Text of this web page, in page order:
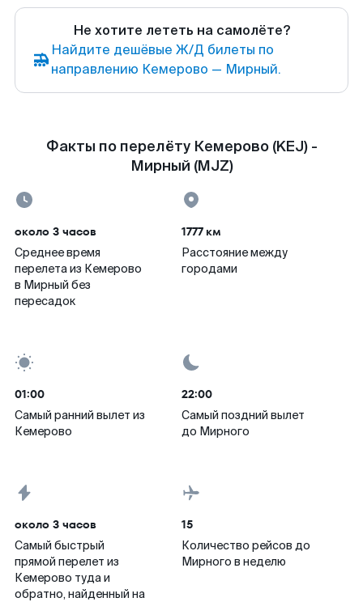
Не хотите лететь на самолёте?
Найдите дешёвые Ж/Д билеты по
направлению Кемерово — Мирный.
Факты по перелёту Кемерово (KEJ) -
Мирный (MJZ)
около 3 часов
Среднее время
перелета из Кемерово
в Мирный без
пересадок
1777 км
Расстояние между
городами
01:00
Самый ранний вылет из
Кемерово
22:00
Самый поздний вылет
до Мирного
около 3 часов
Самый быстрый
прямой перелет из
Кемерово туда и
обратно, найденный на
15
Количество рейсов до
Мирного в неделю